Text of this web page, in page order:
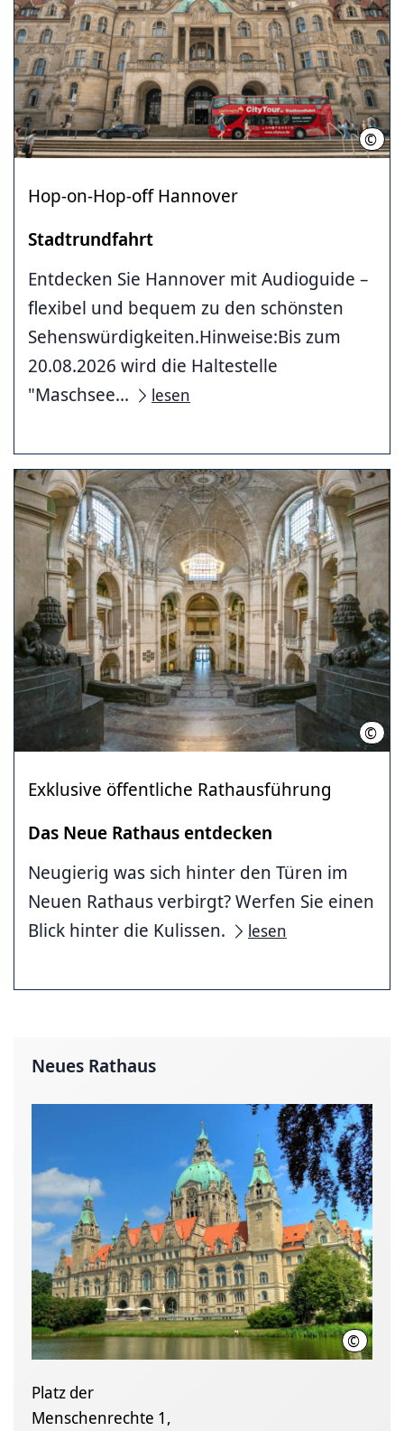
©
Hop-on-Hop-off Hannover
Stadt­rundfahrt
Entdecken Sie Hannover mit Audioguide –
flexibel und bequem zu den schönsten
Sehenswürdigkeiten.Hinweise:Bis zum
20.08.2026 wird die Haltestelle
"Maschsee...
lesen
©
Exklusive öffentliche Rathausführung
Das Neue Rathaus entdecken
Neugierig was sich hinter den Türen im
Neuen Rathaus verbirgt? Werfen Sie einen
Blick hinter die Kulissen.
lesen
Neues Rathaus
©
Platz der
Menschenrechte 1,